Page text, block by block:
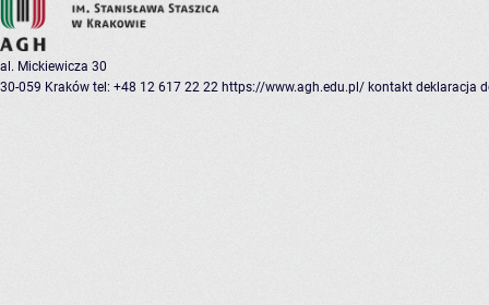
al. Mickiewicza 30
30-059 Kraków tel: +48 12 617 22 22 https://www.agh.edu.pl/ kontakt deklaracja